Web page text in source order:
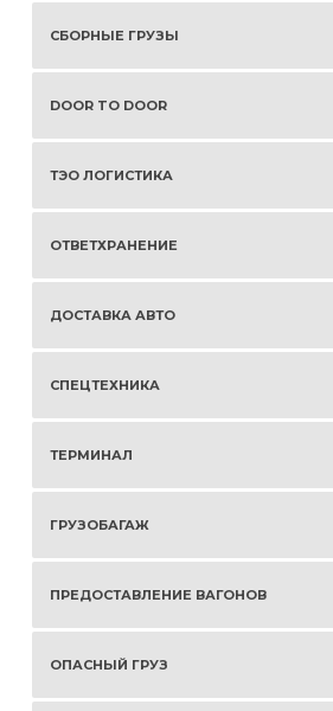
СБОРНЫЕ ГРУЗЫ
DOOR TO DOOR
ТЭО ЛОГИСТИКА
ОТВЕТХРАНЕНИЕ
ДОСТАВКА АВТО
СПЕЦТЕХНИКА
ТЕРМИНАЛ
ГРУЗОБАГАЖ
ПРЕДОСТАВЛЕНИЕ ВАГОНОВ
ОПАСНЫЙ ГРУЗ